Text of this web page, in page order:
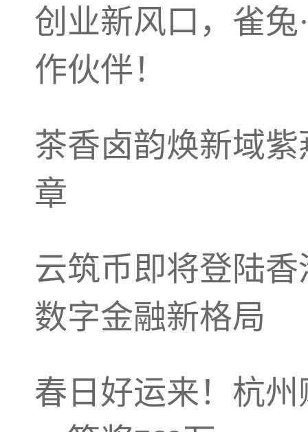
创业新风口，雀
作伙伴！
茶香卤韵焕新域
章
云筑币即将登陆
数字金融新格局
春日好运来！杭